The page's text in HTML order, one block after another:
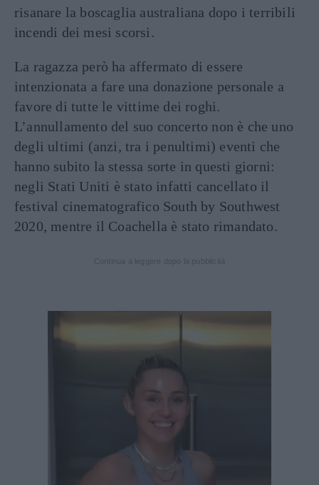
risanare la boscaglia australiana dopo i terribili
incendi dei mesi scorsi.
La ragazza però ha affermato di essere
intenzionata a fare una donazione personale a
favore di tutte le vittime dei roghi.
L’annullamento del suo concerto non è che uno
degli ultimi (anzi, tra i penultimi) eventi che
hanno subito la stessa sorte in questi giorni:
negli Stati Uniti è stato infatti cancellato il
festival cinematografico South by Southwest
2020, mentre il Coachella è stato rimandato.